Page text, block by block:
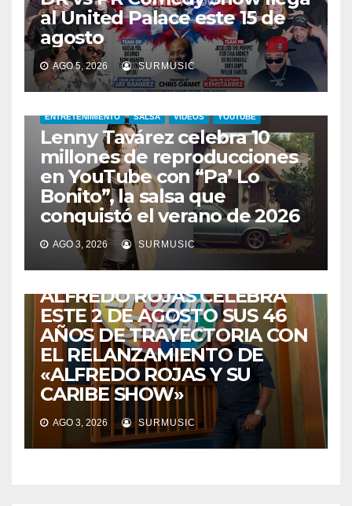
al United Palace este 15 de
agosto
AGO 5, 2026 SURMUSIC
ENTRETENIMIENTO SALSA VIDEOS YOUTUBE
Lenny Tavárez celebra 10
millones de reproducciones
en YouTube con “Pa’ Lo
Bonito”, la salsa que
conquistó el verano de 2026
AGO 3, 2026 SURMUSIC
CABIMAS ENTRETENIMIENTO TALENTO ZULIANO
VENEZUELA
DE VUELTA A CASA:
ALFREDO ROJAS CELEBRA
ESTE 2 DE AGOSTO SUS 46
AÑOS DE TRAYECTORIA CON
EL RELANZAMIENTO DE
«ALFREDO ROJAS Y SU
CARIBE SHOW»
AGO 3, 2026 SURMUSIC